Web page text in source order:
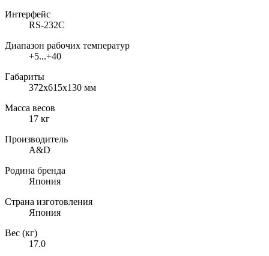
Интерфейс
RS-232C
Диапазон рабочих температур
+5...+40
Габариты
372x615x130 мм
Масса весов
17 кг
Производитель
A&D
Родина бренда
Япония
Страна изготовления
Япония
Вес (кг)
17.0